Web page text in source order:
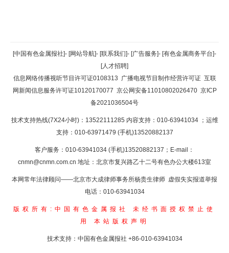
返回顶部
返回首页
[中国有色金属报社]- [网站导航]- [联系我们]- [广告服务]- [有色金属商务平台]-
[人才招聘]
信息网络传播视听节目许可证0108313 广播电视节目制作经营许可证 互联
网新闻信息服务许可证10120170077 京公网安备11010802026470 京ICP
备2021036504号
技术支持热线(7X24小时)：13522111285 内容支持：010-63941034 ；运维
支持：010-63971479 (手机)13520882137
客户服务：010-63941034 (手机)13520882137；E-mail：
cnmn@cnmn.com.cn 地址：北京市复兴路乙十二号有色办公大楼613室
本网常年法律顾问——北京市大成律师事务所杨贵生律师 虚假失实报道举报
电话：010-63941034
版权所有:中国有色金属报社
未经书面授权禁止使
用 本站版权声明
技术支持：中国有色金属报社 +86-010-63941034